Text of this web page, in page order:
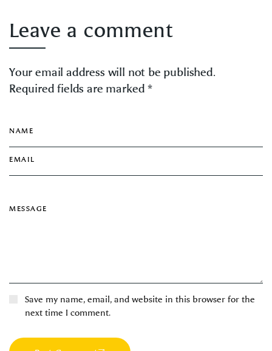
Leave a comment
Your email address will not be published.
Required fields are marked *
Save my name, email, and website in this browser for the
next time I comment.